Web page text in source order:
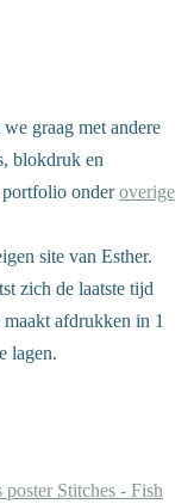
graag met andere
blokdruk en
onderoverige
site van Esther.
zich de laatste tijd
afdrukken in 1
lagen.